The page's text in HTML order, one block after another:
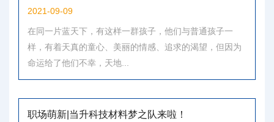
事业贡献力量
2021-09-09
在同一片蓝天下，有这样一群孩子，他们与普通孩子一
样，有着天真的童心、美丽的情感、追求的渴望，但因为
命运给了他们不幸，天地...
职场萌新|当升科技材料梦之队来啦！